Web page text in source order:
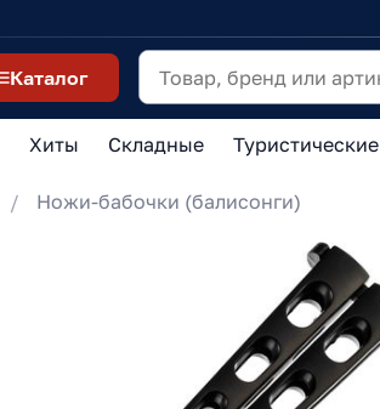
Каталог
Хиты Складные Туристические
Ножи-бабочки (балисонги)